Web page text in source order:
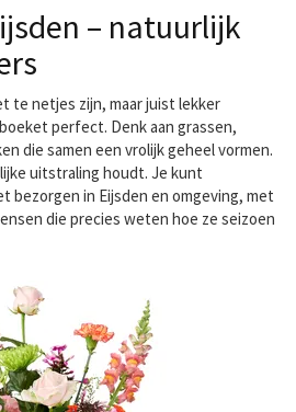
– natuurlijk
te netjes zijn, maar juist lekker
perfect. Denk aan grassen,
die samen een vrolijk geheel vormen.
uitstraling houdt. Je kunt
bezorgen in Eijsden en omgeving, met
die precies weten hoe ze seizoen